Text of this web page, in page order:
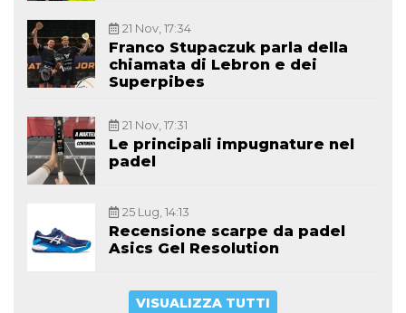
21 Nov, 17:34
Franco Stupaczuk parla della
chiamata di Lebron e dei
Superpibes
21 Nov, 17:31
Le principali impugnature nel
padel
25 Lug, 14:13
Recensione scarpe da padel
Asics Gel Resolution
VISUALIZZA TUTTI